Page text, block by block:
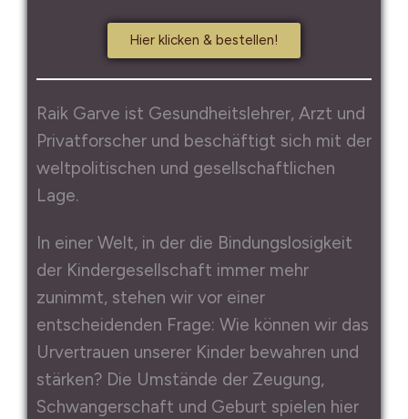
Hier klicken & bestellen!
Raik Garve ist Gesundheitslehrer, Arzt und
Privatforscher und beschäftigt sich mit der
weltpolitischen und gesellschaftlichen
Lage.
In einer Welt, in der die Bindungslosigkeit
der Kindergesellschaft immer mehr
zunimmt, stehen wir vor einer
entscheidenden Frage: Wie können wir das
Urvertrauen unserer Kinder bewahren und
stärken? Die Umstände der Zeugung,
Schwangerschaft und Geburt spielen hier